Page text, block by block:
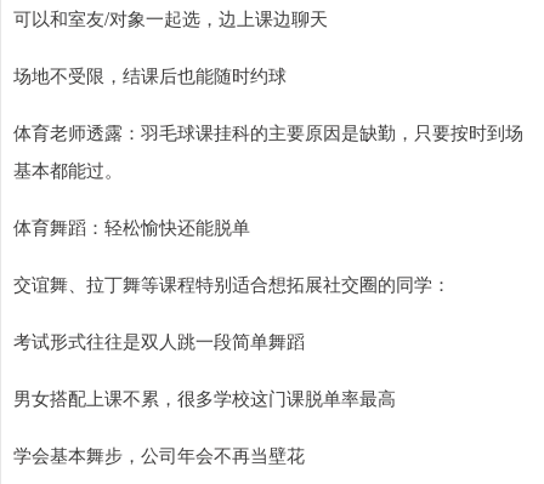
可以和室友/对象一起选，边上课边聊天
场地不受限，结课后也能随时约球
体育老师透露：羽毛球课挂科的主要原因是缺勤，只要按时到场
基本都能过。
体育舞蹈：轻松愉快还能脱单
交谊舞、拉丁舞等课程特别适合想拓展社交圈的同学：
考试形式往往是双人跳一段简单舞蹈
男女搭配上课不累，很多学校这门课脱单率最高
学会基本舞步，公司年会不再当壁花